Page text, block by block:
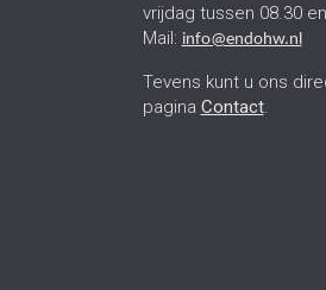
vrijdag tussen 08.30
Mail: info@endohw.nl
Tevens kunt u ons
pagina Contact.